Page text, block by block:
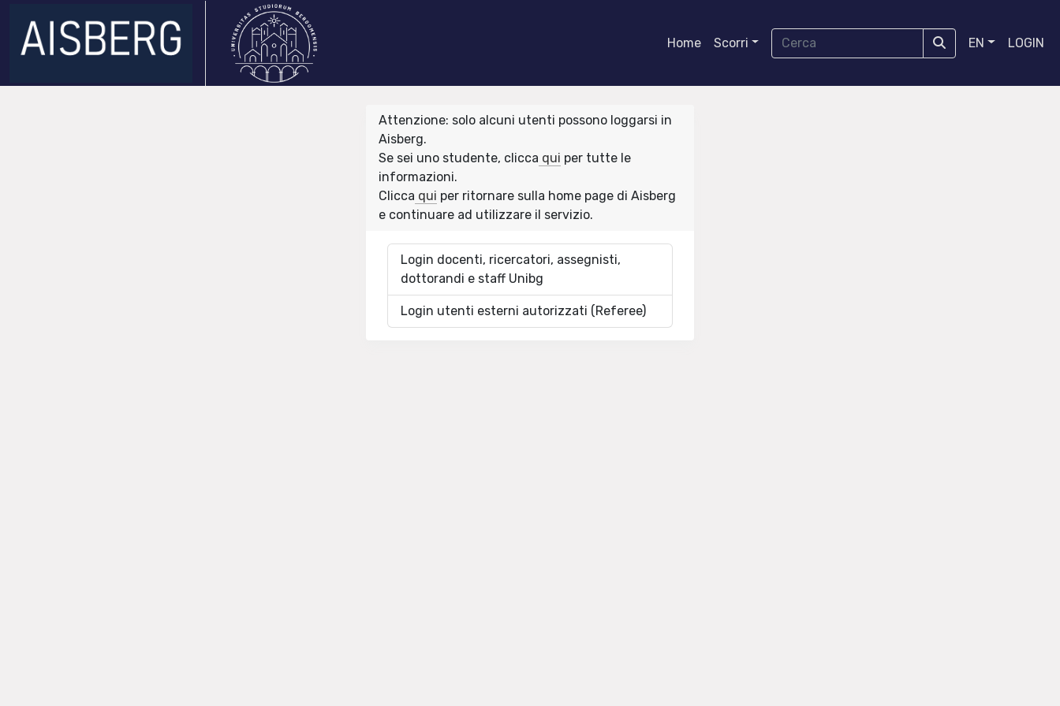
Home Scorri EN LOGIN
Attenzione: solo alcuni utenti possono loggarsi in
Aisberg.
Se sei uno studente, clicca qui per tutte le
informazioni.
Clicca qui per ritornare sulla home page di Aisberg
e continuare ad utilizzare il servizio.
Login docenti, ricercatori, assegnisti,
dottorandi e staff Unibg
Login utenti esterni autorizzati (Referee)